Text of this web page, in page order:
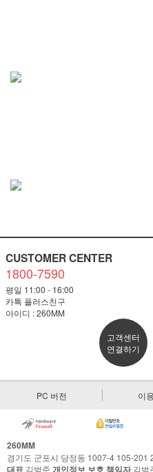
CUSTOMER CENTER
1800-7590
평일 11:00 - 16:00
카톡 플러스친구
아이디 : 260MM
고객센터
연결하기
PC 버전 이
260MM
경기도 군포시 당정동 1007-4 105-201
대표 김범준 개인정보 보호 책임자김범